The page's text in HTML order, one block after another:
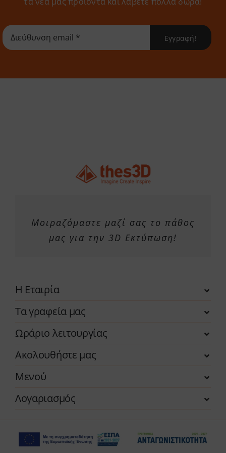
Εγγραφή!
Μοιραζόμαστε μαζί σας το πάθος
μας για την 3D Εκτύπωση!
Η Εταιρία
Τα γραφεία μας
Ωράριο λειτουργίας
Ακολουθήστε μας
Μενού
Λογαριασμός